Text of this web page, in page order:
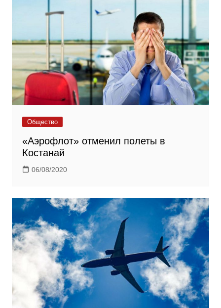
Общество
«Аэрофлот» отменил полеты в
Костанай
06/08/2020